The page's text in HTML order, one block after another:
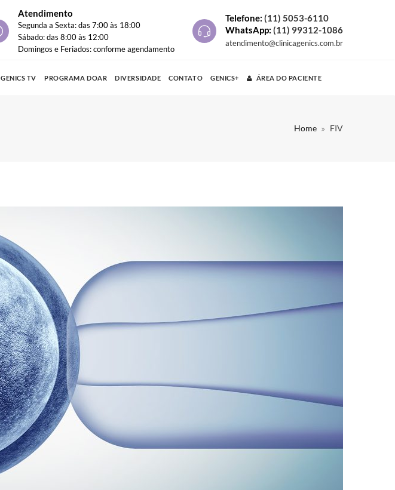
Atendimento
Segunda a Sexta: das 7:00 às 18:00
Sábado: das 8:00 às 12:00
Domingos e Feriados: conforme agendamento
Telefone: (11) 5053-6110
WhatsApp: (11) 99312-1086
atendimento@clinicagenics.com.br
GENICS TV PROGRAMA DOAR DIVERSIDADE CONTATO GENICS+ ÁREA DO PACIENTE
Home FIV